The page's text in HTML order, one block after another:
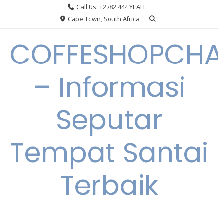
Call Us: +2782 444 YEAH
Cape Town, South Africa
– Informasi
Seputar
Tempat Santai
Terbaik